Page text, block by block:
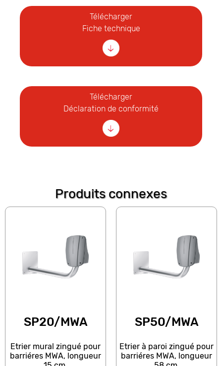
Télécharger
Fiche technique
Télécharger
Déclaration de conformité
Produits connexes
SP20/MWA
Etrier mural zingué pour
barriéres MWA, longueur
SP50/MWA
Etrier à paroi zingué pour
barriéres MWA, longueur